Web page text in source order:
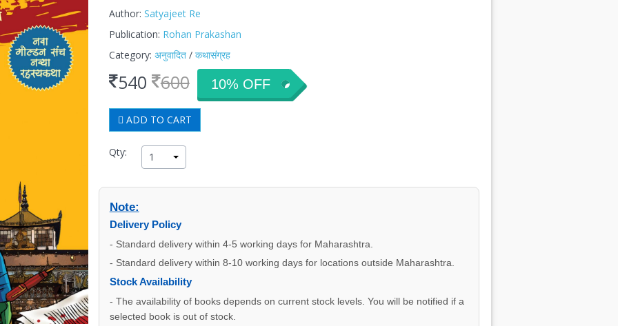
Author: Satyajeet Re
Publication: Rohan Prakashan
Category: अनुवादित/कथासंग्रह
540 600 10% OFF
ADD TO CART
Qty: 1
Note:
Delivery Policy
- Standard delivery within 4-5 working days for Maharashtra.
- Standard delivery within 8-10 working days for locations outside Maharashtra.
Stock Availability
- The availability of books depends on current stock levels. You will be notified if a
selected book is out of stock.